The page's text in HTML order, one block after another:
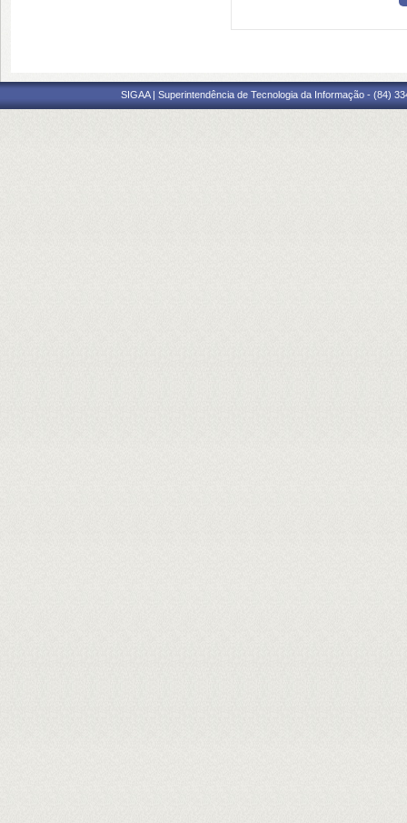
SIGAA | Superintendência de Tecnologia da Informação - (84)